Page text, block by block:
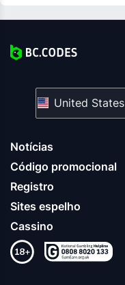
Notícias
Código promocional
Registro
Sites espelho
Cassino
United States